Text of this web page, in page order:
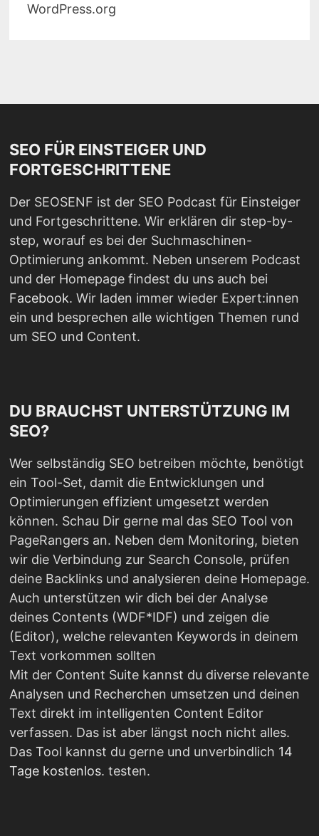
WordPress.org
SEO FÜR EINSTEIGER UND
FORTGESCHRITTENE
Der SEOSENF ist der SEO Podcast für Einsteiger
und Fortgeschrittene. Wir erklären dir step-by-
step, worauf es bei der Suchmaschinen-
Optimierung ankommt. Neben unserem Podcast
und der Homepage findest du uns auch bei
Facebook. Wir laden immer wieder Expert:innen
ein und besprechen alle wichtigen Themen rund
um SEO und Content.
DU BRAUCHST UNTERSTÜTZUNG IM
SEO?
Wer selbständig SEO betreiben möchte, benötigt
ein Tool-Set, damit die Entwicklungen und
Optimierungen effizient umgesetzt werden
können. Schau Dir gerne mal das SEO Tool von
PageRangers an. Neben dem Monitoring, bieten
wir die Verbindung zur Search Console, prüfen
deine Backlinks und analysieren deine Homepage.
Auch unterstützen wir dich bei der Analyse
deines Contents (WDF*IDF) und zeigen die
(Editor), welche relevanten Keywords in deinem
Text vorkommen sollten
Mit der Content Suite kannst du diverse relevante
Analysen und Recherchen umsetzen und deinen
Text direkt im intelligenten Content Editor
verfassen. Das ist aber längst noch nicht alles.
Das Tool kannst du gerne und unverbindlich 14
Tage kostenlos. testen.